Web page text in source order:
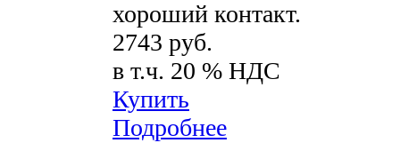
хороший контакт.
2743 руб.
в т.ч. 20 % НДС
Купить
Подробнее